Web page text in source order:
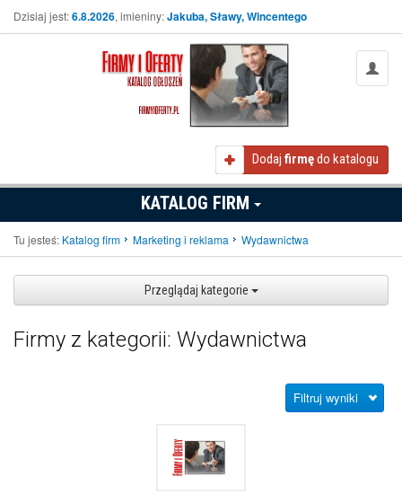
Dzisiaj jest:6.8.2026, imieniny:Jakuba, Sławy, Wincentego
Dodaj firmędo katalogu
KATALOG FIRM
Tu jesteś: Katalog firm Marketing i reklama Wydawnictwa
Przeglądaj kategorie
Firmy z kategorii: Wydawnictwa
Filtruj wyniki